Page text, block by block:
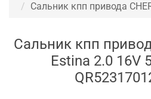
Сальник кпп привода
Сальник кпп
Estina 2.0 16V